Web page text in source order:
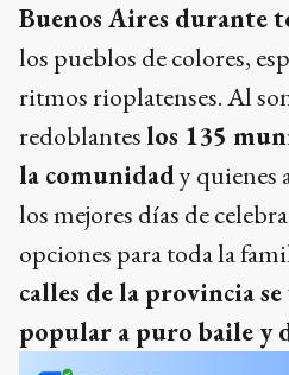
Buenos Aires durante
los pueblos de colores,
ritmos rioplatenses. Al
redoblanteslos 135
la comunidady quienes
los mejores días de
opciones para toda la
calles de la provincia
popular a puro baile y